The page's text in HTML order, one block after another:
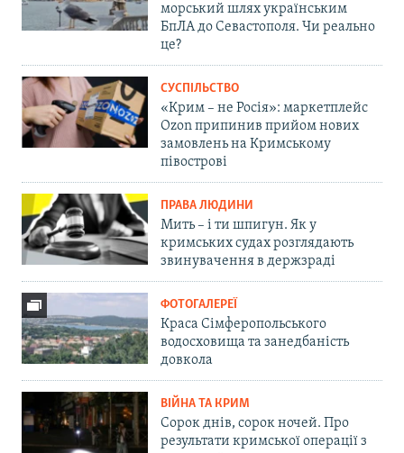
морський шлях українським
БпЛА до Севастополя. Чи реально
це?
СУСПІЛЬСТВО
«Крим – не Росія»: маркетплейс
Ozon припинив прийом нових
замовлень на Кримському
півострові
ПРАВА ЛЮДИНИ
Мить – і ти шпигун. Як у
кримських судах розглядають
звинувачення в держзраді
ФОТОГАЛЕРЕЇ
Краса Сімферопольського
водосховища та занедбаність
довкола
ВІЙНА ТА КРИМ
Сорок днів, сорок ночей. Про
результати кримської операції з